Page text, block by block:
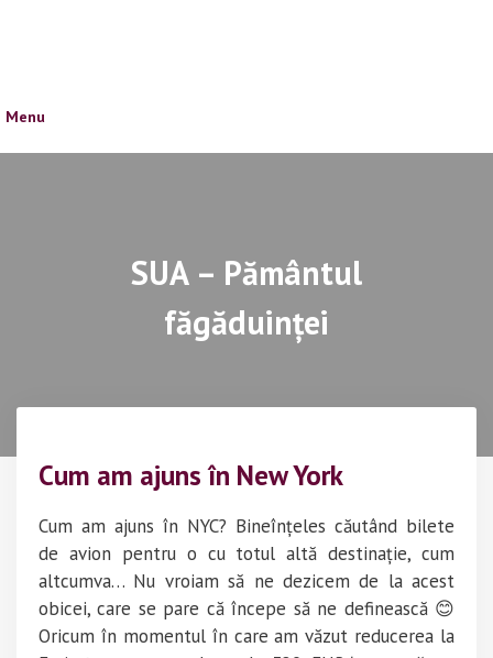
Menu
SUA – Pământul
făgăduinței
Cum am ajuns în New York
Cum am ajuns în NYC? Bineînțeles căutând bilete
de avion pentru o cu totul altă destinație, cum
altcumva… Nu vroiam să ne dezicem de la acest
obicei, care se pare că începe să ne definească 😊
Oricum în momentul în care am văzut reducerea la